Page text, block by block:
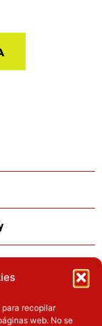
recopilar
web. No se